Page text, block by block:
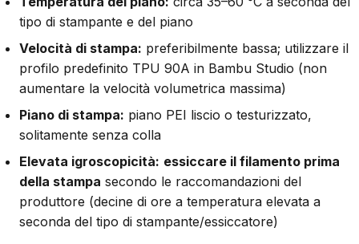
tipo di stampante e del piano
Velocità di stampa: preferibilmente bassa; utilizzare il
profilo predefinito TPU 90A in Bambu Studio (non
aumentare la velocità volumetrica massima)
Piano di stampa: piano PEI liscio o testurizzato,
solitamente senza colla
Elevata igroscopicità: essiccare il filamento prima
della stampa secondo le raccomandazioni del
produttore (decine di ore a temperatura elevata a
seconda del tipo di stampante/essiccatore)